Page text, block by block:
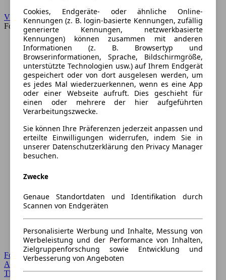
VW
Forum
Forum Startseite
Alle Auto-Foren
Themen-Forum
Cookies, Endgeräte- oder ähnliche Online-
Kennungen (z. B. login-basierte Kennungen, zufällig
generierte Kennungen, netzwerkbasierte
Kennungen) können zusammen mit anderen
Informationen (z. B. Browsertyp und
Browserinformationen, Sprache, Bildschirmgröße,
unterstützte Technologien usw.) auf Ihrem Endgerät
gespeichert oder von dort ausgelesen werden, um
es jedes Mal wiederzuerkennen, wenn es eine App
oder einer Webseite aufruft. Dies geschieht für
einen oder mehrere der hier aufgeführten
Verarbeitungszwecke.
Sie können Ihre Präferenzen jederzeit anpassen und
erteilte Einwilligungen widerrufen, indem Sie in
unserer Datenschutzerklärung den Privacy Manager
besuchen.
Zwecke
Genaue Standortdaten und Identifikation durch
Scannen von Endgeräten
Personalisierte Werbung und Inhalte, Messung von
Werbeleistung und der Performance von Inhalten,
Zielgruppenforschung sowie Entwicklung und
Verbesserung von Angeboten